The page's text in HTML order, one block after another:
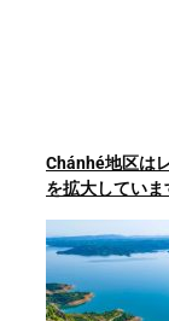
Chánhé地区は
を拡大していま